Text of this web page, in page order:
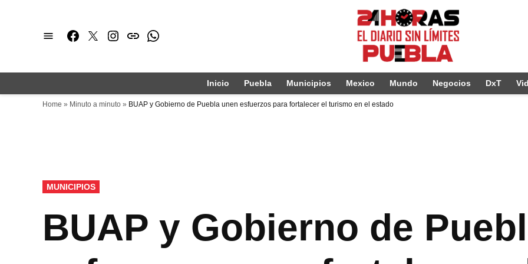
Facebook
TwitterInstagram
issuuWhatsapp
Inicio Puebla Municipios Mexico Mundo Negocios DxT
Home » Minuto a minuto » BUAP y Gobierno de Puebla unen esfuerzos para fortalecer el turismo en el estado
PUBLICADO
EN
MUNICIPIOS
BUAP y Gobierno de